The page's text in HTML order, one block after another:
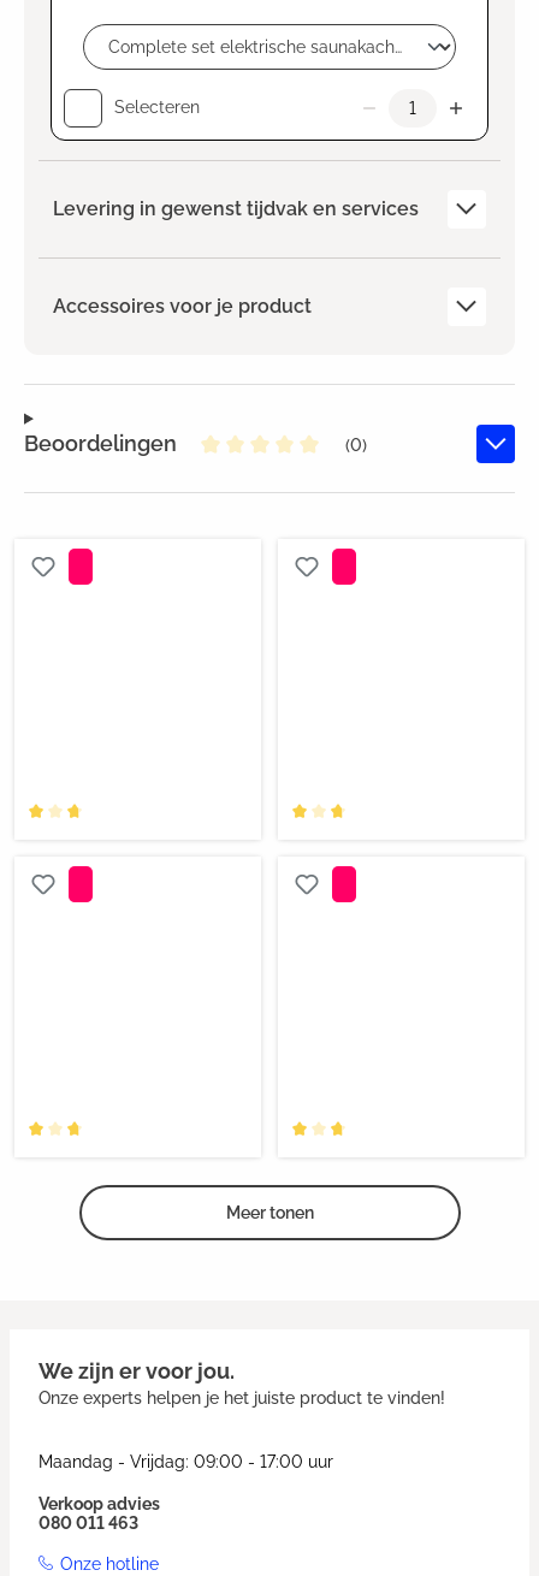
Selecteren
Levering in gewenst tijdvak en services
Accessoires voor je product
Beoordelingen
(0)
Meer tonen
We zijn er voor jou.
Onze experts helpen je het juiste product te vinden!
Maandag - Vrijdag: 09:00 - 17:00 uur
Verkoop advies
080 011 463
Onze hotline